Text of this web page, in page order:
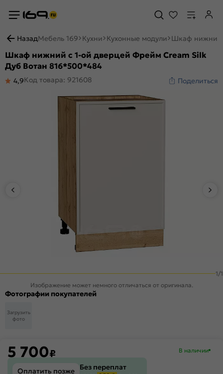
НазадМебель 169 Кухни Кухонные модули Шкаф нижний
Шкаф нижний с 1-ой дверцей Фрейм Cream Silk
Дуб Вотан 816*500*484
4,9Код товара: 921608 Поделиться
1/1
Изображение может немного отличаться от оригинала.
Фотографии покупателей
Загрузить
фото
5 700₽ В наличии
Оплатить позже Без переплат